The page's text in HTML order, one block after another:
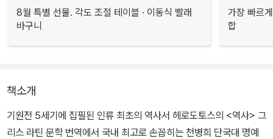
8월 특별 선물. 각도 조절 테이블 · 이동식 빨래
바구니
가장 빠르
합
책소개
기원전 5세기에 집필된 인류 최초의 역사서 헤로도토스의 <역사> 그
리스 라틴 문학 번역에서 국내 최고로 손꼽히는 천병희 단국대 명예